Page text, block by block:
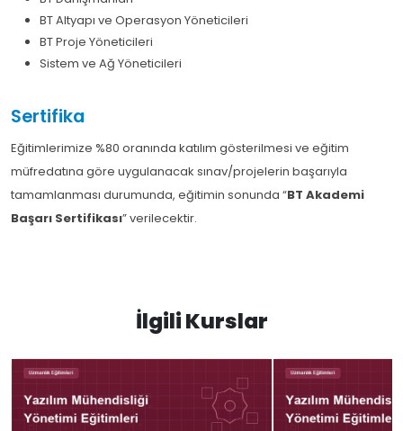
BT Altyapı ve Operasyon Yöneticileri
BT Proje Yöneticileri
Sistem ve Ağ Yöneticileri
Sertifika
Eğitimlerimize %80 oranında katılım gösterilmesi ve eğitim
müfredatına göre uygulanacak sınav/projelerin başarıyla
tamamlanması durumunda, eğitimin sonunda “BT Akademi
Başarı Sertifikası” verilecektir.
İlgili Kurslar